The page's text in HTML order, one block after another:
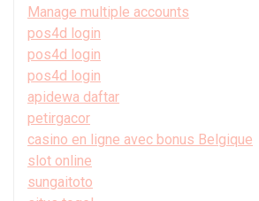
Manage multiple accounts
pos4d login
pos4d login
pos4d login
apidewa daftar
petirgacor
casino en ligne avec bonus Belgique
slot online
sungaitoto